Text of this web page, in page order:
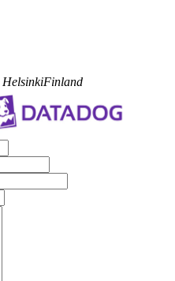
HelsinkiFinland